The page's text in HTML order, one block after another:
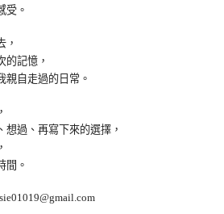
受。
，
的記憶，
親自走過的日常。
想過、再寫下來的選擇，
間。